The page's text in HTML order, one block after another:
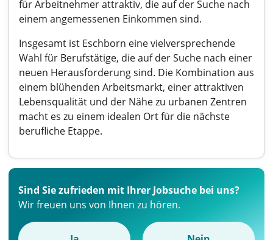
für Arbeitnehmer attraktiv, die auf der Suche nach
einem angemessenen Einkommen sind.
Insgesamt ist Eschborn eine vielversprechende
Wahl für Berufstätige, die auf der Suche nach einer
neuen Herausforderung sind. Die Kombination aus
einem blühenden Arbeitsmarkt, einer attraktiven
Lebensqualität und der Nähe zu urbanen Zentren
macht es zu einem idealen Ort für die nächste
berufliche Etappe.
Sind Sie zufrieden mit Ihrer Jobsuche bei uns?
Wir freuen uns von Ihnen zu hören.